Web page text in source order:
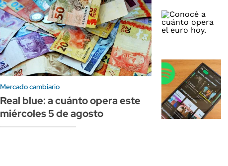
Mercado cambiario
Real blue: a cuánto opera este
miércoles 5 de agosto